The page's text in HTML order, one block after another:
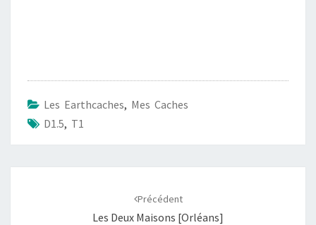
Les Earthcaches, Mes Caches
D1.5, T1
Précédent
Les Deux Maisons [Orléans]